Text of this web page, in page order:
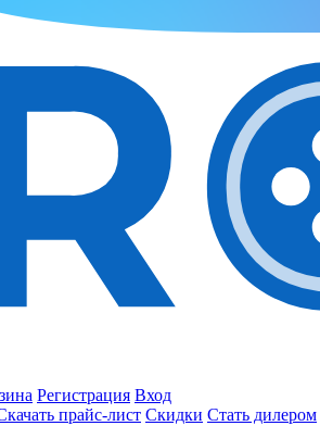
Регистрация Вход
прайс-лист Скидки Стать дилером